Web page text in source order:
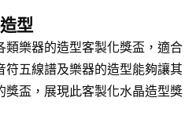
型
類樂器的造型客製化獎盃，適合
符五線譜及樂器的造型能夠讓其
獎盃，展現此客製化水晶造型獎